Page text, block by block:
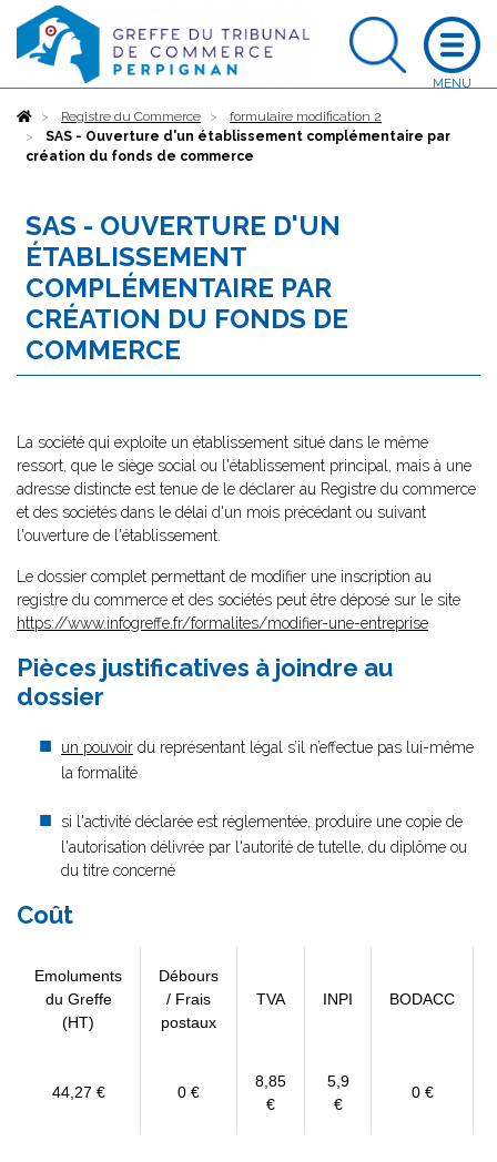
AccueilRegistre du Commerce
formulaire modification 2
SAS - Ouverture d'un établissement complémentaire par
création du fonds de commerce
SAS - OUVERTURE D'UN
ÉTABLISSEMENT
COMPLÉMENTAIRE PAR
CRÉATION DU FONDS DE
COMMERCE
La société qui exploite un établissement situé dans le même
ressort, que le siège social ou l'établissement principal, mais à une
adresse distincte est tenue de le déclarer au Registre du commerce
et des sociétés dans le délai d'un mois précédant ou suivant
l'ouverture de l'établissement.
Le dossier complet permettant de modifier une inscription au
registre du commerce et des sociétés peut être déposé sur le site
https://www.infogreffe.fr/formalites/modifier-une-entreprise
Pièces justificatives à joindre au
dossier
un pouvoir du représentant légal s’il n’effectue pas lui-même
la formalité
si l'activité déclarée est réglementée, produire une copie de
l'autorisation délivrée par l'autorité de tutelle, du diplôme ou
du titre concerné
Coût
Emoluments
du Greffe
(HT)
Débours
/ Frais
postaux
TVA INPI BODACC
44,27 € 0 €
8,85
€
5,9
€
0 €